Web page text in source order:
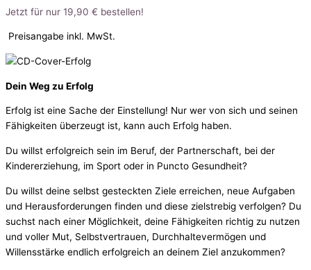
Jetzt für nur 19,90 € bestellen!
Preisangabe inkl. MwSt.
Dein Weg zu Erfolg
Erfolg ist eine Sache der Einstellung! Nur wer von sich und seinen
Fähigkeiten überzeugt ist, kann auch Erfolg haben.
Du willst erfolgreich sein im Beruf, der Partnerschaft, bei der
Kindererziehung, im Sport oder in Puncto Gesundheit?
Du willst deine selbst gesteckten Ziele erreichen, neue Aufgaben
und Herausforderungen finden und diese zielstrebig verfolgen? Du
suchst nach einer Möglichkeit, deine Fähigkeiten richtig zu nutzen
und voller Mut, Selbstvertrauen, Durchhaltevermögen und
Willensstärke endlich erfolgreich an deinem Ziel anzukommen?